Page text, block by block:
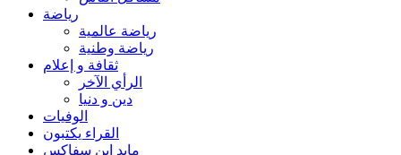
رياضة
رياضة عالمية
رياضة وطنية
ثقافة و إعلام
الرأي الآخر
دين و دنيا
الوفيات
القراء يكتبون
مايد إين سفاكس